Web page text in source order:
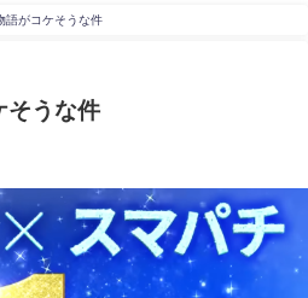
語がコケそうな件
そうな件